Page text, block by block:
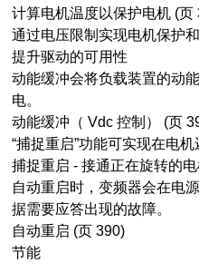
计算电机温度以保护电机 (页
通过电压限制实现电机保护
提升驱动的可用性
动能缓冲会将负载装置的动
电。
动能缓冲（ Vdc 控制） (页
“捕捉重启”功能可实现在电
捕捉重启 - 接通正在旋转的
自动重启时，变频器会在电
据需要应答出现的故障。
自动重启 (页 390)
节能